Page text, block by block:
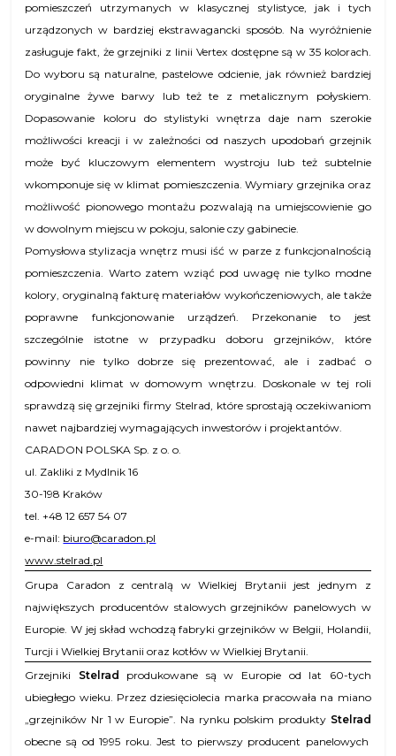
pomieszczeń utrzymanych w klasycznej stylistyce, jak i tych
urządzonych w bardziej ekstrawagancki sposób. Na wyróżnienie
zasługuje fakt, że grzejniki z linii Vertex dostępne są w 35 kolorach.
Do wyboru są naturalne, pastelowe odcienie, jak również bardziej
oryginalne żywe barwy lub też te z metalicznym połyskiem.
Dopasowanie koloru do stylistyki wnętrza daje nam szerokie
możliwości kreacji i w zależności od naszych upodobań grzejnik
może być kluczowym elementem wystroju lub też subtelnie
wkomponuje się w klimat pomieszczenia. Wymiary grzejnika oraz
możliwość pionowego montażu pozwalają na umiejscowienie go
w dowolnym miejscu w pokoju, salonie czy gabinecie.
Pomysłowa stylizacja wnętrz musi iść w parze z funkcjonalnością
pomieszczenia. Warto zatem wziąć pod uwagę nie tylko modne
kolory, oryginalną fakturę materiałów wykończeniowych, ale także
poprawne funkcjonowanie urządzeń. Przekonanie to jest
szczególnie istotne w przypadku doboru grzejników, które
powinny nie tylko dobrze się prezentować, ale i zadbać o
odpowiedni klimat w domowym wnętrzu. Doskonale w tej roli
sprawdzą się grzejniki firmy Stelrad, które sprostają oczekiwaniom
nawet najbardziej wymagających inwestorów i projektantów.
CARADON POLSKA Sp. z o. o.
ul. Zakliki z Mydlnik 16
30-198 Kraków
tel. +48 12 657 54 07
e-mail: biuro@caradon.pl
www.stelrad.pl
Grupa Caradon z centralą w Wielkiej Brytanii jest jednym z
największych producentów stalowych grzejników panelowych w
Europie. W jej skład wchodzą fabryki grzejników w Belgii, Holandii,
Turcji i Wielkiej Brytanii oraz kotłów w Wielkiej Brytanii.
Grzejniki Stelrad
produkowane są w Europie od lat 60-tych
ubiegłego wieku. Przez dziesięciolecia marka pracowała na miano
„grzejników Nr 1 w Europie”. Na rynku polskim produktyStelrad
obecne są od 1995 roku. Jest to pierwszy producent panelowych